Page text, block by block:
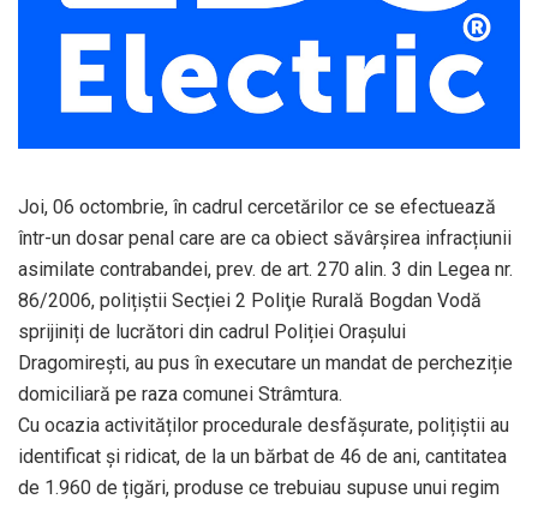
Joi, 06 octombrie, în cadrul cercetărilor ce se efectuează
într-un dosar penal care are ca obiect săvârșirea infracțiunii
asimilate contrabandei, prev. de art. 270 alin. 3 din Legea nr.
86/2006, polițiștii Secției 2 Poliţie Rurală Bogdan Vodă
sprijiniți de lucrători din cadrul Poliției Orașului
Dragomirești, au pus în executare un mandat de percheziție
domiciliară pe raza comunei Strâmtura.
Cu ocazia activităților procedurale desfășurate, polițiștii au
identificat și ridicat, de la un bărbat de 46 de ani, cantitatea
de 1.960 de țigări, produse ce trebuiau supuse unui regim